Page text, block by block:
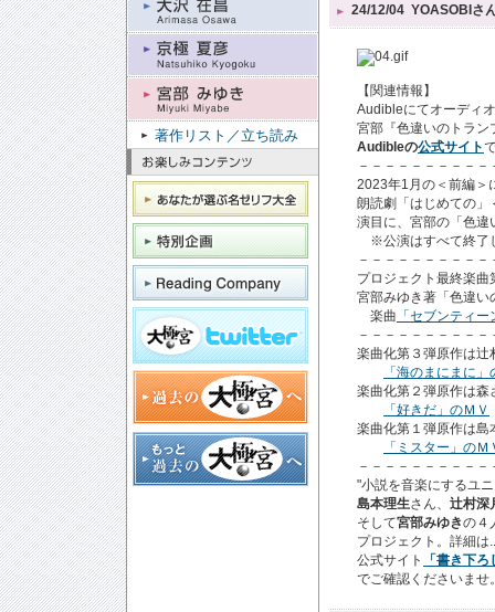
著作リスト／立ち読み
24/12/04 YOASOBIさ
【関連情報】
Audibleにてオーディ
宮部『色違いのトラン
Audibleの公式サイト
－－－－－－－－－
2023年1月の＜前編＞
朗読劇「はじめての」
演目に、宮部の「色違
※公演はすべて終了
－－－－－－－－－
プロジェクト最終楽曲
宮部みゆき著「色違い
楽曲 「セブンティ
－－－－－－－－－
楽曲化第３弾原作は辻
「海のまにまに」
楽曲化第２弾原作は森
「好きだ」のＭＶ
楽曲化第１弾原作は島
「ミスター」のＭ
－－－－－－－－－
"小説を音楽にするユ
島本理生さん、 辻村深
そして宮部みゆきの４
プロジェクト。詳細は
公式サイト
「書き下
でご確認くださいませ